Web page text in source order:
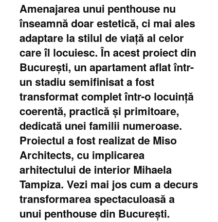
Amenajarea unui penthouse nu
înseamnă doar estetică, ci mai ales
adaptare la stilul de viață al celor
care îl locuiesc. În acest proiect din
București, un apartament aflat într-
un stadiu semifinisat a fost
transformat complet într-o locuință
coerentă, practică și primitoare,
dedicată unei familii numeroase.
Proiectul a fost realizat de Miso
Architects, cu implicarea
arhitectului de interior Mihaela
Tampiza. Vezi mai jos cum a decurs
transformarea spectaculoasă a
unui penthouse din București.